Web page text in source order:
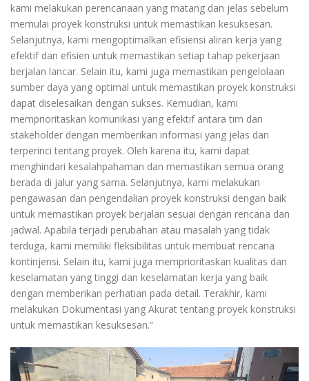
kami melakukan perencanaan yang matang dan jelas sebelum
memulai proyek konstruksi untuk memastikan kesuksesan.
Selanjutnya, kami mengoptimalkan efisiensi aliran kerja yang
efektif dan efisien untuk memastikan setiap tahap pekerjaan
berjalan lancar. Selain itu, kami juga memastikan pengelolaan
sumber daya yang optimal untuk memastikan proyek konstruksi
dapat diselesaikan dengan sukses. Kemudian, kami
memprioritaskan komunikasi yang efektif antara tim dan
stakeholder dengan memberikan informasi yang jelas dan
terperinci tentang proyek. Oleh karena itu, kami dapat
menghindari kesalahpahaman dan memastikan semua orang
berada di jalur yang sama. Selanjutnya, kami melakukan
pengawasan dan pengendalian proyek konstruksi dengan baik
untuk memastikan proyek berjalan sesuai dengan rencana dan
jadwal. Apabila terjadi perubahan atau masalah yang tidak
terduga, kami memiliki fleksibilitas untuk membuat rencana
kontinjensi. Selain itu, kami juga memprioritaskan kualitas dan
keselamatan yang tinggi dan keselamatan kerja yang baik
dengan memberikan perhatian pada detail. Terakhir, kami
melakukan Dokumentasi yang Akurat tentang proyek konstruksi
untuk memastikan kesuksesan.”